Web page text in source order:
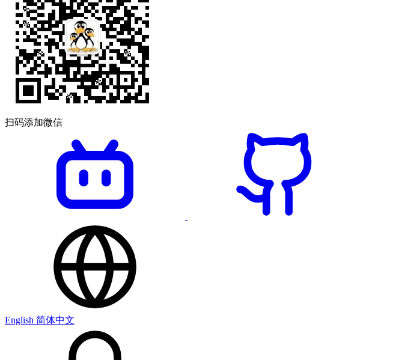
扫码添加微信
English 简体中文